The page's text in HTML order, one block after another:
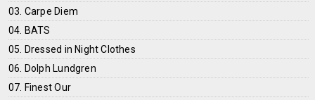
03. Carpe Diem
04. BATS
05. Dressed in Night Clothes
06. Dolph Lundgren
07. Finest Our